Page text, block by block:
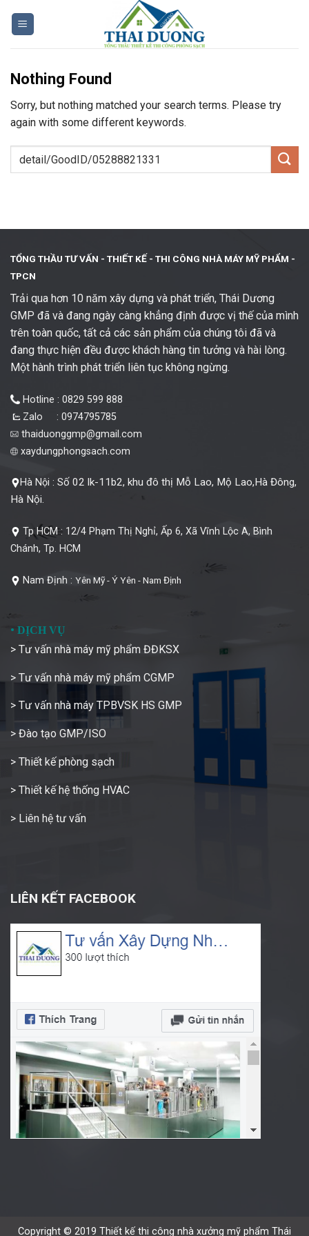
Nothing Found
Sorry, but nothing matched your search terms. Please try
again with some different keywords.
TỔNG THẦU TƯ VẤN - THIẾT KẾ - THI CÔNG NHÀ MÁY MỸ PHẨM -
TPCN
Trải qua hơn 10 năm xây dựng và phát triển, Thái Dương
GMP đã và đang ngày càng khẳng định được vị thế của mình
trên toàn quốc, tất cả các sản phẩm của chúng tôi đã và
đang thực hiện đều được khách hàng tin tưởng và hài lòng.
Một hành trình phát triển liên tục không ngừng.
Hotline : 0829 599 888
Zalo : 0974795785
thaiduonggmp@gmail.com
xaydungphongsach.com
Hà Nội : Số 02 lk-11b2, khu đô thị Mỗ Lao, Mộ Lao,Hà Đông,
Hà Nội.
Tp HCM : 12/4 Phạm Thị Nghỉ, Ấp 6, Xã Vĩnh Lộc A, Bình
Chánh, Tp. HCM
Nam Định : Yên Mỹ - Ý Yên - Nam Định
• DỊCH VỤ
> Tư vấn nhà máy mỹ phẩm ĐĐKSX
> Tư vấn nhà máy mỹ phẩm CGMP
> Tư vấn nhà máy TPBVSK HS GMP
> Đào tạo GMP/ISO
> Thiết kế phòng sạch
> Thiết kế hệ thống HVAC
> Liên hệ tư vấn
LIÊN KẾT FACEBOOK
Copyright © 2019 Thiết kế thi công nhà xưởng mỹ phẩm Thái